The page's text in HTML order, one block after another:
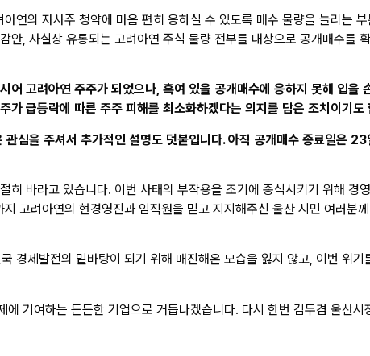
연의 자사주 청약에 마음 편히 응하실 수 있도록 매수 물량을 늘리는
안, 사실상 유통되는 고려아연 주식 물량 전부를 대상으로 공개매수를
어 고려아연 주주가 되었으나, 혹여 있을 공개매수에 응하지 못해 입을
가 급등락에 따른 주주 피해를 최소화하겠다는 의지를 담은 조치이기도
심을 주셔서 추가적인 설명도 덧붙입니다. 아직 공개매수 종료일은
히 바라고 있습니다. 이번 사태의 부작용을 조기에 종식시키기 위해 경
고려아연의 현경영진과 임직원을 믿고 지지해주신 울산 시민 여러분
경제발전의 밑바탕이 되기 위해 매진해온 모습을 잃지 않고, 이번 위
기여하는 든든한 기업으로 거듭나겠습니다. 다시 한번 김두겸 울산